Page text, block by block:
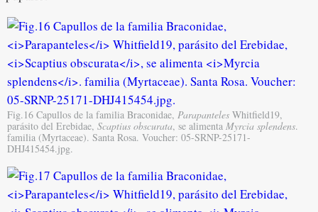
Fig.16 Capullos de la familia Braconidae, Parapanteles Whitfield19,
parásito del Erebidae, Scaptius obscurata, se alimenta Myrcia splendens.
familia (Myrtaceae). Santa Rosa. Voucher: 05-SRNP-25171-
DHJ415454.jpg.